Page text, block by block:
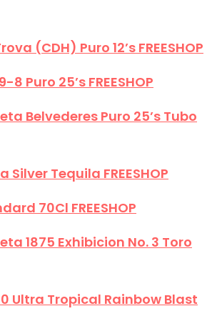
(CDH) Puro 12’s FREESHOP
Puro 25’s FREESHOP
Belvederes Puro 25’s Tubo
Silver Tequila FREESHOP
70Cl FREESHOP
1875 Exhibicion No. 3 Toro
Ultra Tropical Rainbow Blast